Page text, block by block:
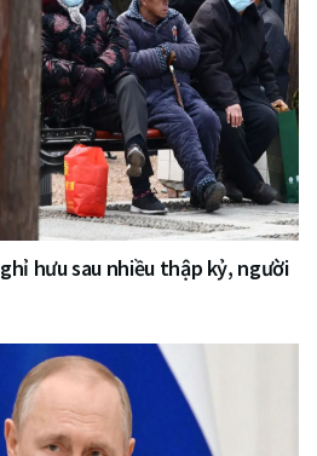
hưu sau nhiều thập kỷ, người